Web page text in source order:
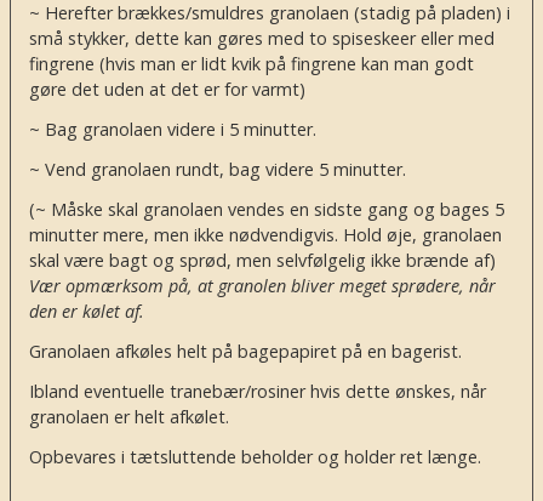
~ Herefter brækkes/smuldres granolaen (stadig på pladen) i
små stykker, dette kan gøres med to spiseskeer eller med
fingrene (hvis man er lidt kvik på fingrene kan man godt
gøre det uden at det er for varmt)
~ Bag granolaen videre i 5 minutter.
~ Vend granolaen rundt, bag videre 5 minutter.
(~ Måske skal granolaen vendes en sidste gang og bages 5
minutter mere, men ikke nødvendigvis. Hold øje, granolaen
skal være bagt og sprød, men selvfølgelig ikke brænde af)
Vær opmærksom på, at granolen bliver meget sprødere, når
den er kølet af.
Granolaen afkøles helt på bagepapiret på en bagerist.
Ibland eventuelle tranebær/rosiner hvis dette ønskes, når
granolaen er helt afkølet.
Opbevares i tætsluttende beholder og holder ret længe.